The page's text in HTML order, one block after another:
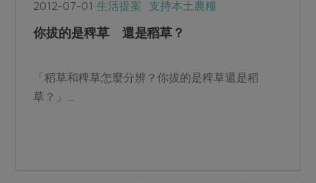
2012-07-01生活提案 支持本土農糧
你拔的是稗草 還是稻草？
「稻草和稗草怎麼分辨？你拔的是稗草還是稻
草？」...